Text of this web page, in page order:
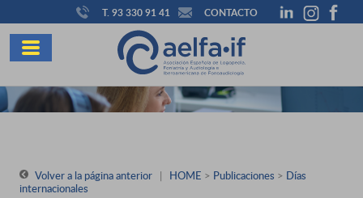
T. 93 330 91 41 CONTACTO
Volver a la página anterior | HOME > Publicaciones > Días
internacionales